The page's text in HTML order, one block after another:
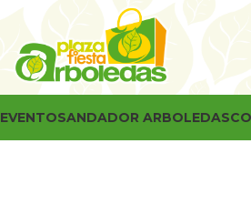
EVENTOSANDADOR ARBOLEDAS